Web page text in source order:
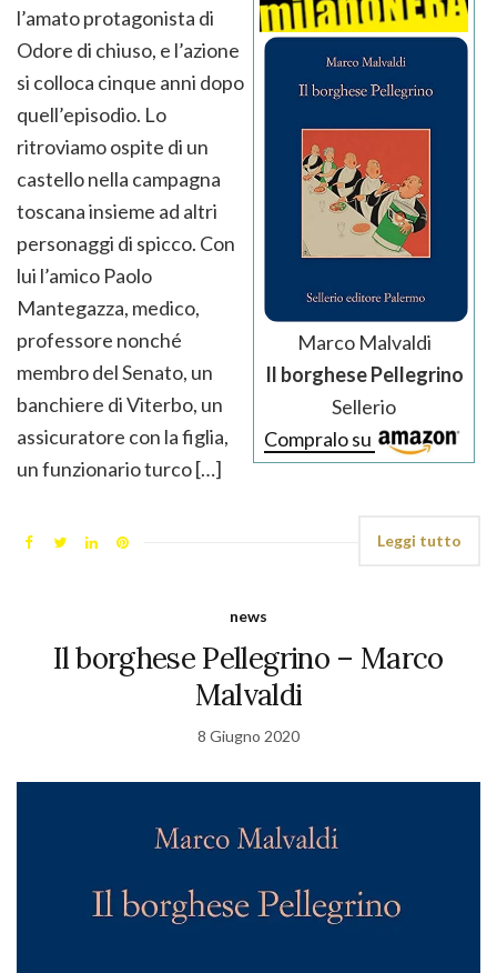
Marco Malvaldi
Il borghese Pellegrino
Sellerio
Compralo su
l’amato protagonista di
Odore di chiuso, e l’azione
si colloca cinque anni dopo
quell’episodio. Lo
ritroviamo ospite di un
castello nella campagna
toscana insieme ad altri
personaggi di spicco. Con
lui l’amico Paolo
Mantegazza, medico,
professore nonché
membro del Senato, un
banchiere di Viterbo, un
assicuratore con la figlia,
un funzionario turco […]
Leggi tutto
news
Il borghese Pellegrino – Marco
Malvaldi
8 Giugno 2020